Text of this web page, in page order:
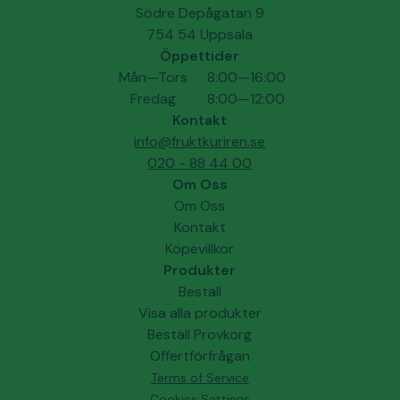
Södre Depågatan 9
754 54 Uppsala
Öppettider
Mån—Tors
8:00—16:00
Fredag
8:00—12:00
Kontakt
info@fruktkuriren.se
020 - 88 44 00
Om Oss
Om Oss
Kontakt
Köpevillkor
Produkter
Beställ
Visa alla produkter
Beställ Provkorg
Offertförfrågan
Terms of Service